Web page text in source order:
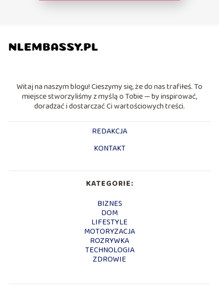
Witaj na naszym blogu! Cieszymy się, że do nas trafiłeś. To
miejsce stworzyliśmy z myślą o Tobie — by inspirować,
doradzać i dostarczać Ci wartościowych treści.
REDAKCJA
KONTAKT
KATEGORIE:
BIZNES
DOM
LIFESTYLE
MOTORYZACJA
ROZRYWKA
TECHNOLOGIA
ZDROWIE